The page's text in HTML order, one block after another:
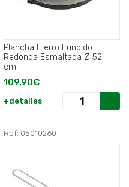
Plancha Hierro Fundido
Redonda Esmaltada Ø 52
cm..
109,90€
+detalles
Ref: 05010260